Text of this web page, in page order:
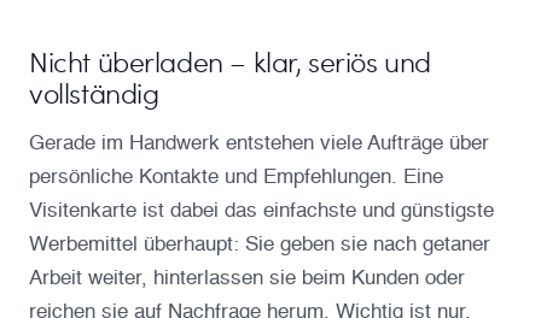
Nicht überladen – klar, seriös und
vollständig
Gerade im Handwerk entstehen viele Aufträge über
persönliche Kontakte und Empfehlungen. Eine
Visitenkarte ist dabei das einfachste und günstigste
Werbemittel überhaupt: Sie geben sie nach getaner
Arbeit weiter, hinterlassen sie beim Kunden oder
reichen sie auf Nachfrage herum. Wichtig ist nur,